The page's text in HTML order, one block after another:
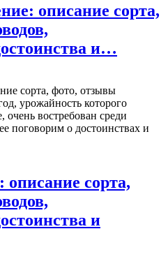
описание сорта,
и…
сорта, фото, отзывы
урожайность которого
очень востребован среди
поговорим о достоинствах и
сорта,
и